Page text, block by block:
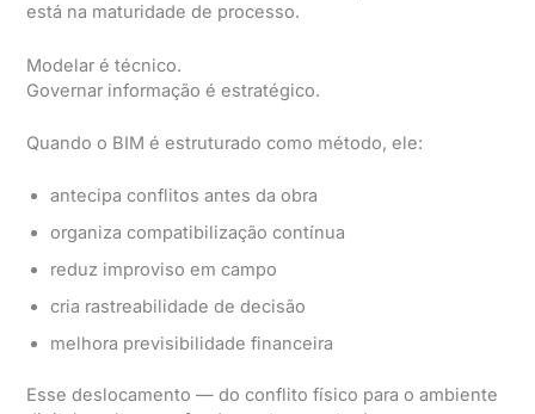
está na maturidade de processo.
Modelar é técnico.
Governar informação é estratégico.
Quando o BIM é estruturado como método, ele:
antecipa conflitos antes da obra
organiza compatibilização contínua
reduz improviso em campo
cria rastreabilidade de decisão
melhora previsibilidade financeira
Esse deslocamento — do conflito físico para o ambiente